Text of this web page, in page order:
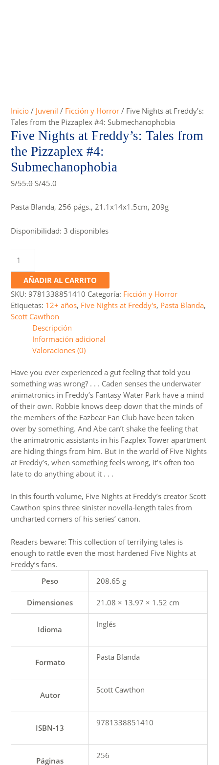
Inicio / Juvenil / Ficción y Horror / Five Nights at Freddy’s:
Tales from the Pizzaplex #4: Submechanophobia
Five Nights at Freddy’s: Tales from
the Pizzaplex #4:
Submechanophobia
S/55.0 Original
was:
S/45.0
is:
Pasta Blanda, 256 págs., 21.1x14x1.5cm, 209g
Disponibilidad: 3 disponibles
Nights
Freddy's:
Tales
from
the
Pizzaplex
Submechanophobia
AÑADIR AL CARRITO
SKU:9781338851410 Categoría: Ficción y Horror
Etiquetas: 12+ años, Five Nights at Freddy's, Pasta Blanda,
Scott Cawthon
Descripción
Información adicional
Valoraciones (0)
Have you ever experienced a gut feeling that told you
something was wrong? . . . Caden senses the underwater
animatronics in Freddy’s Fantasy Water Park have a mind
of their own. Robbie knows deep down that the minds of
the members of the Fazbear Fan Club have been taken
over by something. And Abe can’t shake the feeling that
the animatronic assistants in his Fazplex Tower apartment
are hiding things from him. But in the world of Five Nights
at Freddy’s, when something feels wrong, it’s often too
late to do anything about it . . .
In this fourth volume, Five Nights at Freddy’s creator Scott
Cawthon spins three sinister novella-length tales from
uncharted corners of his series’ canon.
Readers beware: This collection of terrifying tales is
enough to rattle even the most hardened Five Nights at
Freddy’s fans.
Peso
208.65 g
Dimensiones 21.08 × 13.97 × 1.52 cm
Idioma
Inglés
Formato
Pasta Blanda
Autor
Scott Cawthon
ISBN-13
9781338851410
Páginas
256